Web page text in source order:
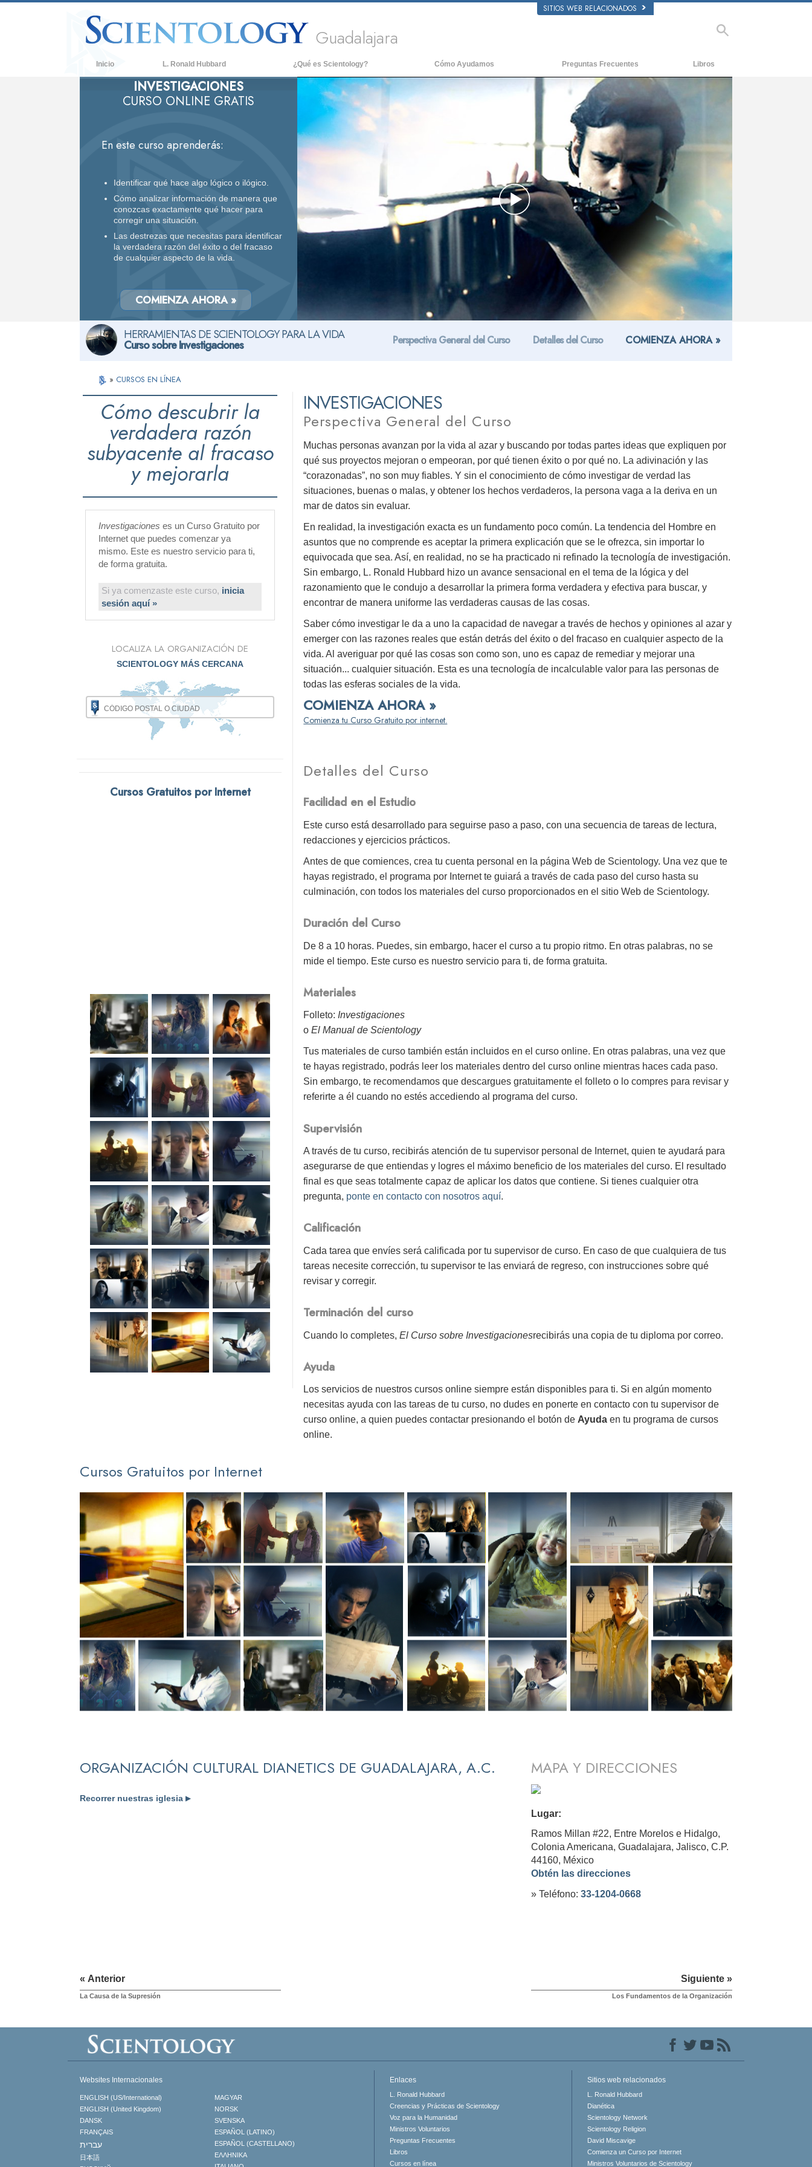
SITIOS WEB RELACIONADOS
Guadalajara
Inicio L. Ronald Hubbard ¿Qué es Scientology?
Creencias y Prácticas
Credos y Códigos de Scientology
Qué dicen los Scientologists acerca
de Scientology
Los Principios Básicos de Scientology
Una Introducción a Dianética
Amor y Odio: ¿Qué es Grandeza?
Cómo Ayudamos Preguntas Frecuentes
Antecedentes y principios básicos
Dentro de una Iglesia
La Organización de Scientology
Libros
Libros Iniciales
Audiolibros
Conferencias Introductorias
Películas
Play
Video
INVESTIGACIONES
CURSO ONLINE GRATIS
En este curso aprenderás:
Identificar qué hace algo lógico o ilógico.
Cómo analizar información de manera que
conozcas exactamente qué hacer para
corregir una situación.
Las destrezas que necesitas para identificar
la verdadera razón del éxito o del fracaso
de cualquier aspecto de la vida.
COMIENZA AHORA »
HERRAMIENTAS DE SCIENTOLOGY PARA LA VIDA
Curso sobre Investigaciones Perspectiva General del Curso Detalles del Curso COMIENZA AHORA »
» CURSOS EN LÍNEA
INVESTIGACIONES
Perspectiva General del Curso
Muchas personas avanzan por la vida al azar y buscando por todas partes ideas que expliquen por
qué sus proyectos mejoran o empeoran, por qué tienen éxito o por qué no. La adivinación y las
“corazonadas”, no son muy fiables. Y sin el conocimiento de cómo investigar de verdad las
situaciones, buenas o malas, y obtener los hechos verdaderos, la persona vaga a la deriva en un
mar de datos sin evaluar.
En realidad, la investigación exacta es un fundamento poco común. La tendencia del Hombre en
asuntos que no comprende es aceptar la primera explicación que se le ofrezca, sin importar lo
equivocada que sea. Así, en realidad, no se ha practicado ni refinado la tecnología de investigación.
Sin embargo, L. Ronald Hubbard hizo un avance sensacional en el tema de la lógica y del
razonamiento que le condujo a desarrollar la primera forma verdadera y efectiva para buscar, y
encontrar de manera uniforme las verdaderas causas de las cosas.
Saber cómo investigar le da a uno la capacidad de navegar a través de hechos y opiniones al azar y
emerger con las razones reales que están detrás del éxito o del fracaso en cualquier aspecto de la
vida. Al averiguar por qué las cosas son como son, uno es capaz de remediar y mejorar una
situación... cualquier situación. Esta es una tecnología de incalculable valor para las personas de
todas las esferas sociales de la vida.
COMIENZA AHORA »
Comienza tu Curso Gratuito por internet.
Detalles del Curso
Facilidad en el Estudio
Este curso está desarrollado para seguirse paso a paso, con una secuencia de tareas de lectura,
redacciones y ejercicios prácticos.
Antes de que comiences, crea tu cuenta personal en la página Web de Scientology. Una vez que te
hayas registrado, el programa por Internet te guiará a través de cada paso del curso hasta su
culminación, con todos los materiales del curso proporcionados en el sitio Web de Scientology.
Duración del Curso
De 8 a 10 horas. Puedes, sin embargo, hacer el curso a tu propio ritmo. En otras palabras, no se
mide el tiempo. Este curso es nuestro servicio para ti, de forma gratuita.
Materiales
Folleto: Investigaciones
o El Manual de Scientology
Tus materiales de curso también están incluidos en el curso online. En otras palabras, una vez que
te hayas registrado, podrás leer los materiales dentro del curso online mientras haces cada paso.
Sin embargo, te recomendamos que descargues gratuitamente el folleto o lo compres para revisar y
referirte a él cuando no estés accediendo al programa del curso.
Supervisión
A través de tu curso, recibirás atención de tu supervisor personal de Internet, quien te ayudará para
asegurarse de que entiendas y logres el máximo beneficio de los materiales del curso. El resultado
final es que seas totalmente capaz de aplicar los datos que contiene. Si tienes cualquier otra
pregunta, ponte en contacto con nosotros aquí.
Calificación
Cada tarea que envíes será calificada por tu supervisor de curso. En caso de que cualquiera de tus
tareas necesite corrección, tu supervisor te las enviará de regreso, con instrucciones sobre qué
revisar y corregir.
Terminación del curso
Cuando lo completes,El Curso sobre Investigacionesrecibirás una copia de tu diploma por correo.
Ayuda
Los servicios de nuestros cursos online siempre están disponibles para ti. Si en algún momento
necesitas ayuda con las tareas de tu curso, no dudes en ponerte en contacto con tu supervisor de
curso online, a quien puedes contactar presionando el botón de Ayuda en tu programa de cursos
online.
Cómo descubrir la
verdadera razón
subyacente al fracaso
y mejorarla
Investigaciones es un Curso Gratuito por
Internet que puedes comenzar ya
mismo. Este es nuestro servicio para ti,
de forma gratuita.
Si ya comenzaste este curso, inicia
sesión aquí »
LOCALIZA LA ORGANIZACIÓN DE
SCIENTOLOGY MÁS CERCANA
Cursos Gratuitos por Internet
Cursos Gratuitos por Internet
ORGANIZACIÓN CULTURAL DIANETICS DE GUADALAJARA, A.C.
Recorrer nuestras iglesia ▶
MAPA Y DIRECCIONES
Lugar:
Ramos Millan #22, Entre Morelos e Hidalgo,
Colonia Americana, Guadalajara, Jalisco, C.P.
44160, México
Obtén las direcciones
» Teléfono: 33-1204-0668
« Anterior
La Causa de la Supresión
Siguiente »
Los Fundamentos de la Organización
Websites Internacionales
ENGLISH (US/International)
ENGLISH (United Kingdom)
DANSK
FRANÇAIS
עברית
日本語
MAGYAR
NORSK
SVENSKA
ESPAÑOL (LATINO)
ESPAÑOL (CASTELLANO)
ΕΛΛΗΝΙΚA
Enlaces
L. Ronald Hubbard
Creencias y Prácticas de Scientology
Voz para la Humanidad
Ministros Voluntarios
Preguntas Frecuentes
Libros
Cursos en línea
Sitios web relacionados
L. Ronald Hubbard
Dianética
Scientology Network
Scientology Religion
David Miscavige
Comienza un Curso por Internet
Ministros Voluntarios de Scientology